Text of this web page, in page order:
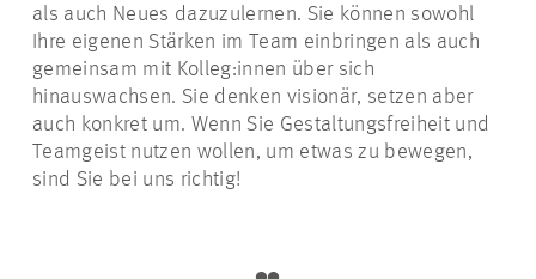
als auch Neues dazuzulernen. Sie können sowohl
Ihre eigenen Stärken im Team einbringen als auch
gemeinsam mit Kolleg:innen über sich
hinauswachsen. Sie denken visionär, setzen aber
auch konkret um. Wenn Sie Gestaltungsfreiheit und
Teamgeist nutzen wollen, um etwas zu bewegen,
sind Sie bei uns richtig!